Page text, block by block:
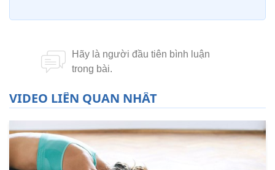
VIDEO LIÊN QUAN NHẤT